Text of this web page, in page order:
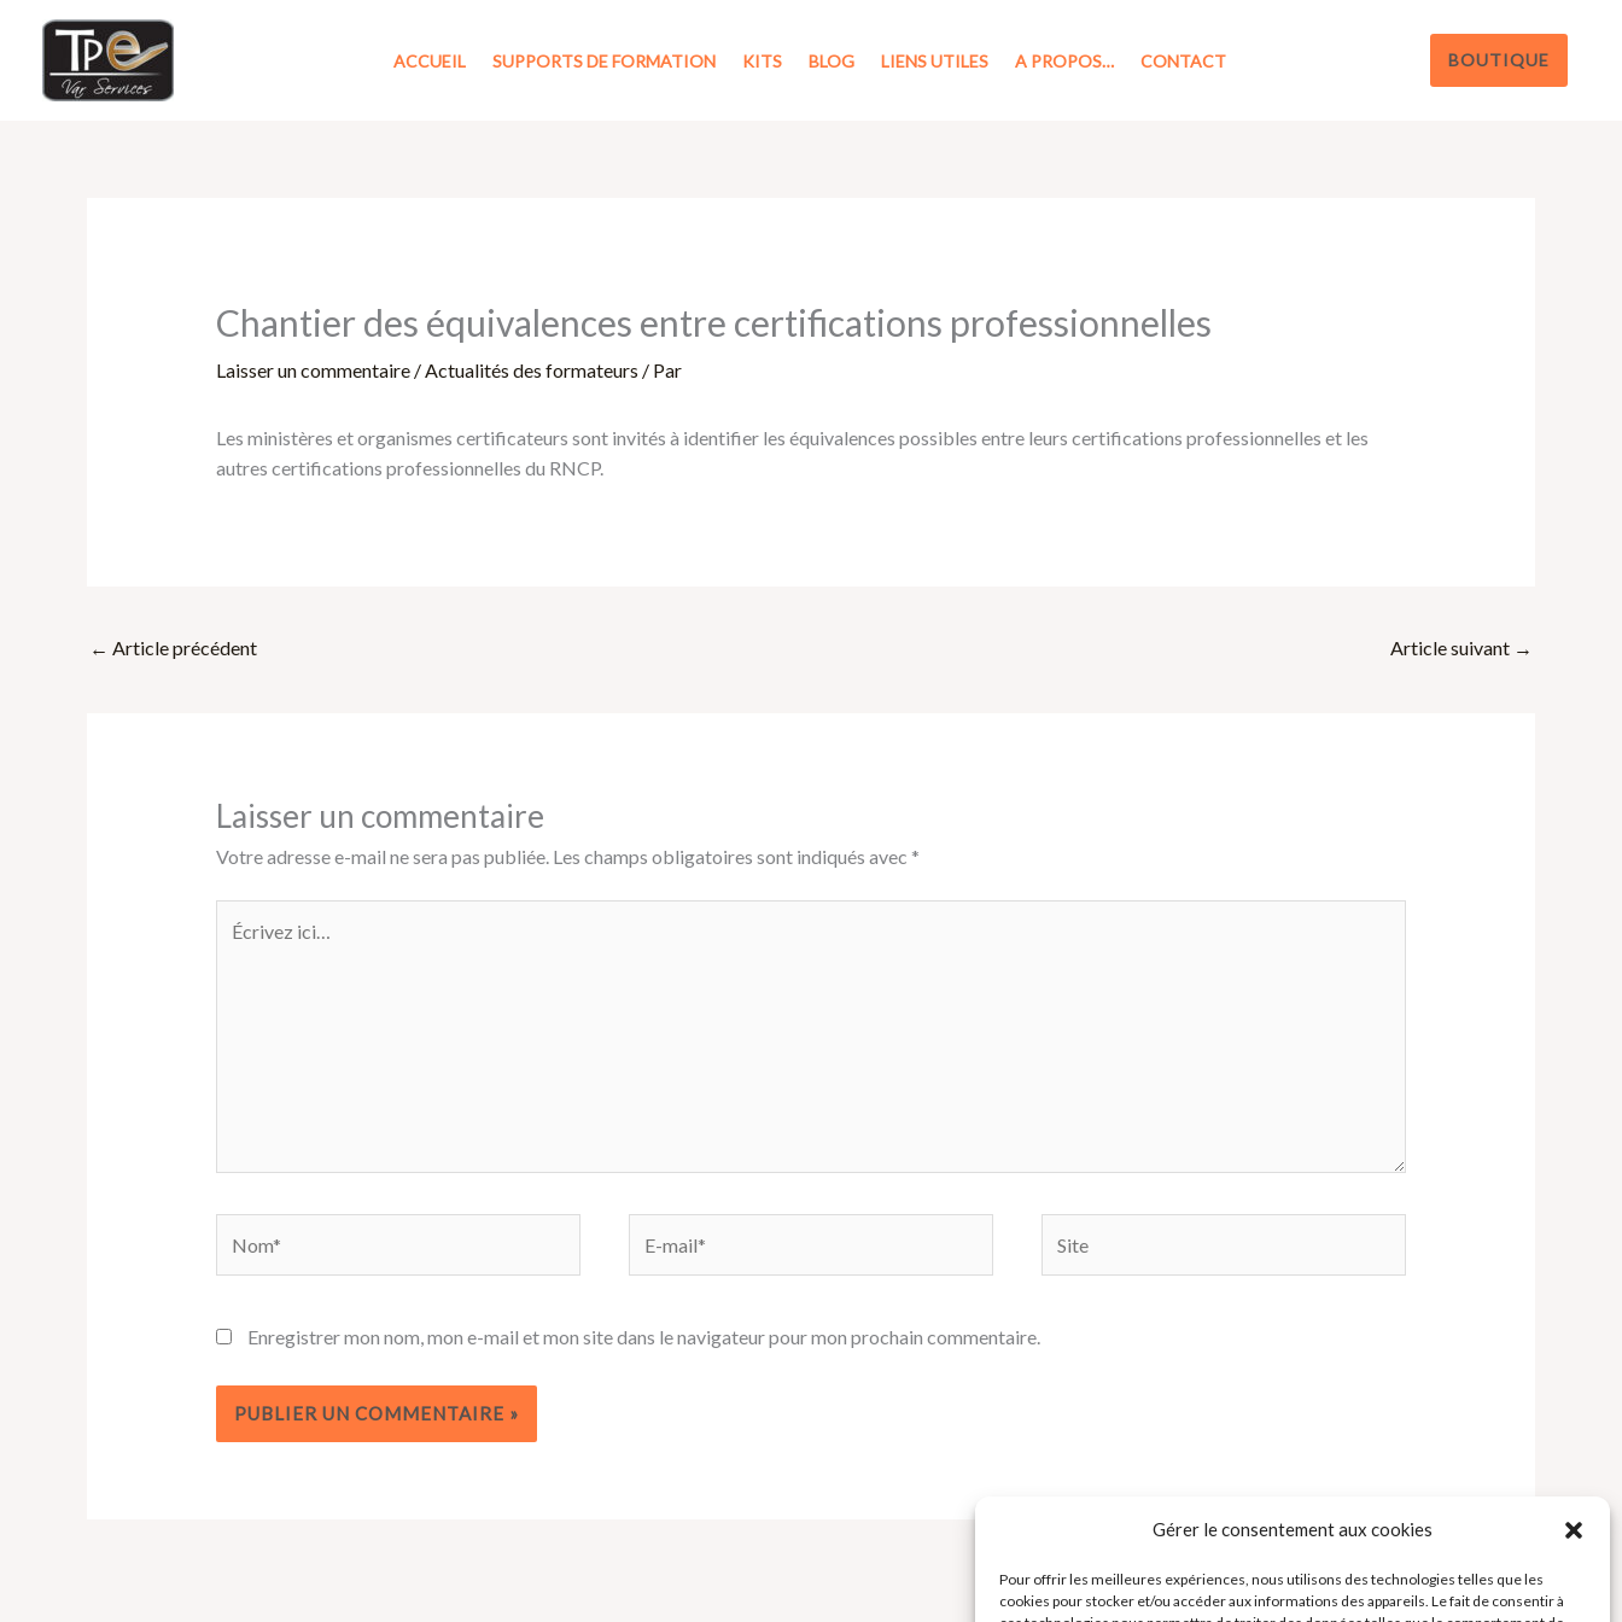
Gérer le consentement aux cookies
Pour offrir les meilleures expériences, nous utilisons des technologies telles que les
cookies pour stocker et/ou accéder aux informations des appareils. Le fait de consentir à
contenu
ACCUEIL SUPPORTS DE FORMATION KITS BLOG LIENS UTILES A PROPOS… CONTACT BOUTIQUE
Chantier des équivalences entre certifications professionnelles
Laisser un commentaire /Actualités des formateurs / Par
Les ministères et organismes certificateurs sont invités à identifier les équivalences possibles entre leurs certifications professionnelles et les
autres certifications professionnelles du RNCP.
← Article précédent Article suivant →
Laisser un commentaire
Votre adresse e-mail ne sera pas publiée. Les champs obligatoires sont indiqués avec *
ici…
mail*
Enregistrer mon nom, mon e-mail et mon site dans le navigateur pour mon prochain commentaire.